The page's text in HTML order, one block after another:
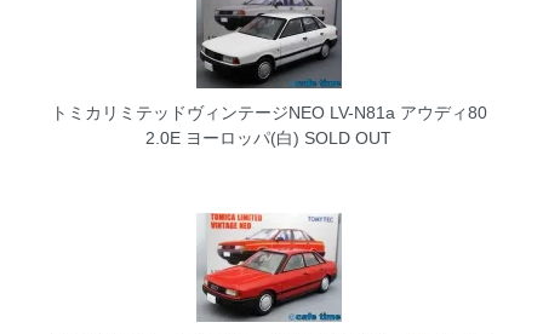
トミカリミテッドヴィンテージNEO LV-N81a アウディ80
2.0E ヨーロッパ(白) SOLD OUT